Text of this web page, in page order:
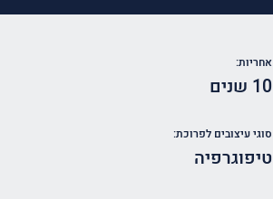
אחריות:
10 שנים
סוגי עיצובים לפרוכת:
טיפוגרפיה